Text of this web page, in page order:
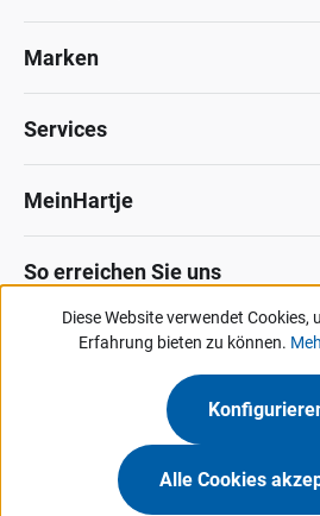
Marken
Services
MeinHartje
So erreichen Sie uns
Datenschutz ImpressumAllg.
Kontakt
Unsere Angebote & Services richten sich
Hermann Hartje KG • Deichstraße
Diese Website verwendet Cookies,
Erfahrung bieten zu können.
Alle Cookies